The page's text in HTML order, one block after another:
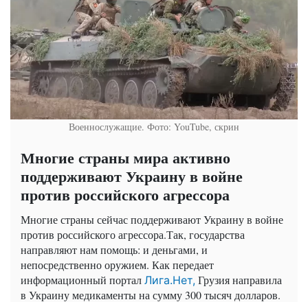
Военнослужащие. Фото: YouTube, скрин
Многие страны мира активно
поддерживают Украину в войне
против российского агрессора
Многие страны сейчас поддерживают Украину в войне
против российского агрессора.Так, государства
направляют нам помощь: и деньгами, и
непосредственно оружием. Как передает
информационный портал Лига.Нет, Грузия направила
в Украину медикаменты на сумму 300 тысяч долларов.